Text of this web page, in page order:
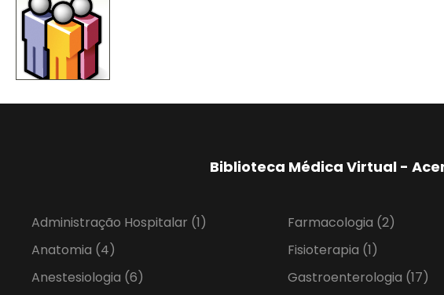
Biblioteca Médica Virtual -
Administração Hospitalar (1)
Anatomia (4)
Anestesiologia (6)
Farmacologia (2)
Fisioterapia (1)
Gastroenterologia (17)